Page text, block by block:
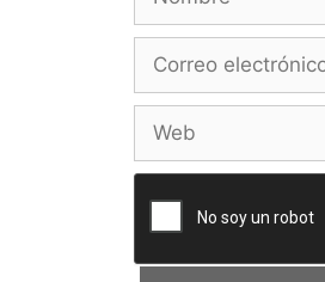
electrónico